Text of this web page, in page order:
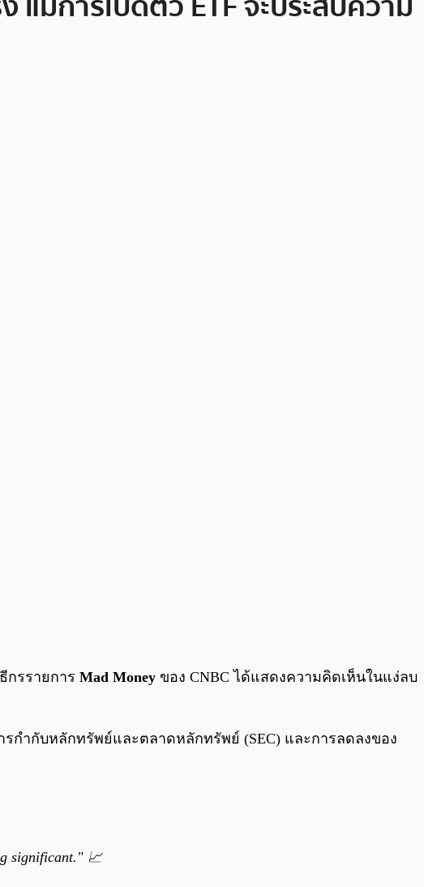
0:00/ 0:00
กรรายการ Mad Money ของ CNBC ได้แสดงความคิดเห็นในแง่ลบ
รกำกับหลักทรัพย์และตลาดหลักทรัพย์ (SEC) และการลดลงของ
significant." 📈